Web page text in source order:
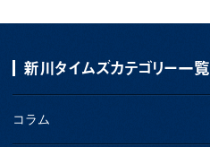
新川タイムズカテゴリー一覧
コラム